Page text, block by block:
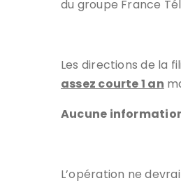
du groupe France
Les directions de la
assez courte 1 an
Aucune
L’opération ne